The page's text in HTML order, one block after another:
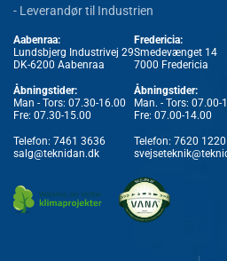
- Leverandør til Industrien
Aabenraa:
Lundsbjerg Industrivej 29
DK-6200 Aabenraa
Åbningstider:
Man - Tors: 07.30-16.00
Fre: 07.30-15.00
Telefon: 7461 3636
salg@teknidan.dk
Fredericia:
Smedevænget 14
7000 Fredericia
Åbningstider:
Man. - Tors: 07.00-
Fre: 07.00-14.00
Telefon: 7620 1220